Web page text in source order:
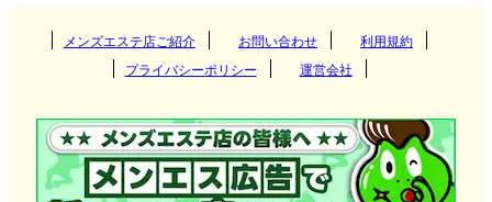
溝の口メンズエステ店の選び方
溝の口エリアには、多くのメンズエステ店が点在し
ており、特に駅周辺にはアクセスの良いマンション
型のメンズエステが多くあります。マンション型の
神奈川県 千葉県
つくば
守谷
群馬県
伊勢崎
宇都宮 東京都
関西
兵庫県 滋賀県
愛知県 岐阜県
北海道・東北
メンズエステ店ご紹介 お問い合わせ
利用規約
プライバシーポリシー
運営会社